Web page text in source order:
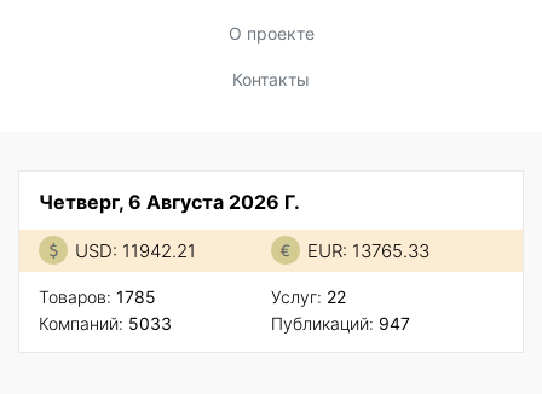
О проекте
Контакты
Четверг, 6 Августа 2026 Г.
USD: 11942.21 EUR: 13765.33
Товаров: 1785
Компаний: 5033
Услуг: 22
Публикаций: 947